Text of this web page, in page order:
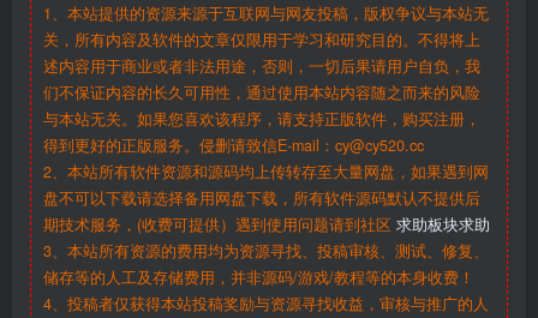
1、本站提供的资源来源于互联网与网友投稿，版权争议与本站无
关，所有内容及软件的文章仅限用于学习和研究目的。不得将上
述内容用于商业或者非法用途，否则，一切后果请用户自负，我
们不保证内容的长久可用性，通过使用本站内容随之而来的风险
与本站无关。如果您喜欢该程序，请支持正版软件，购买注册，
得到更好的正版服务。侵删请致信E-mail：cy@cy520.cc
2、本站所有软件资源和源码均上传转存至大量网盘，如果遇到网
盘不可以下载请选择备用网盘下载，所有软件源码默认不提供后
期技术服务，(收费可提供）遇到使用问题请到社区 求助板块求助
3、本站所有资源的费用均为资源寻找、投稿审核、测试、修复、
储存等的人工及存储费用，并非源码/游戏/教程等的本身收费！
4、投稿者仅获得本站投稿奖励与资源寻找收益，审核与推广的人